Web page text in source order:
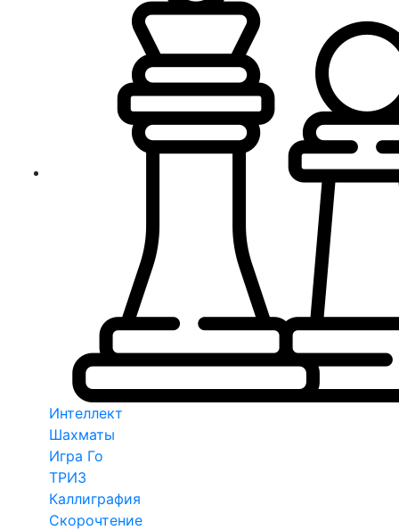
Интеллект
Шахматы
Игра Го
ТРИЗ
Каллиграфия
Скорочтение